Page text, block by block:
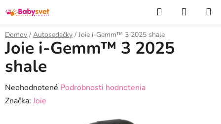
na
obsah
Hľadať
KOŠÍK
Domov / Autosedačky / Joie i-Gemm™ 3 2025 shale
Joie i-Gemm™ 3 2025
shale
Priemerné
hodnotenie
Neohodnotené Podrobnosti hodnotenia
Značka: Joie